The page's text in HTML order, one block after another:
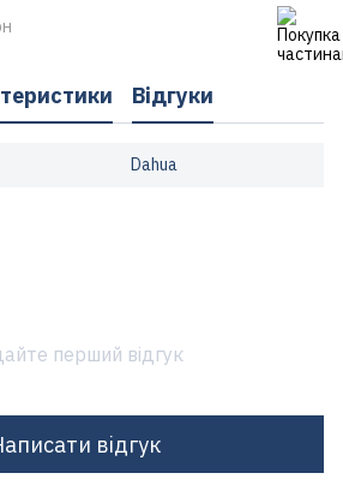
Відгуки
Dahua
перший відгук
відгук